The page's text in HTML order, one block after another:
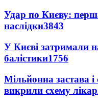
Удар по Києву:
наслідки3843
У Києві затримали
балістики1756
Мільйонна застава і
викрили схему